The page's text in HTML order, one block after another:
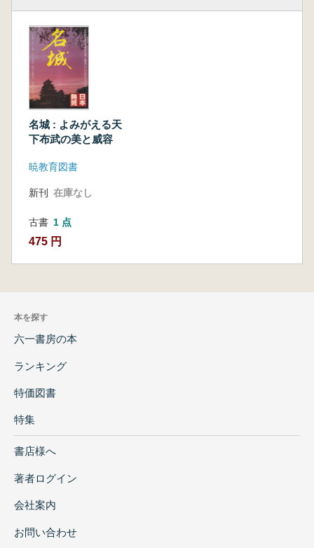
名城 : よみがえる天
下布武の美と威容
暁教育図書
新刊 在庫なし
古書 1 点
475 円
本を探す
六一書房の本
ランキング
特価図書
特集
書店様へ
著者ログイン
会社案内
お問い合わせ